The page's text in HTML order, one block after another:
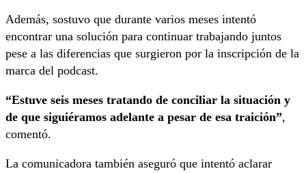
Además, sostuvo que durante varios meses intentó
encontrar una solución para continuar trabajando juntos
pese a las diferencias que surgieron por la inscripción de la
marca del podcast.
“Estuve seis meses tratando de conciliar la situación y
de que siguiéramos adelante a pesar de esa traición”,
comentó.
La comunicadora también aseguró que intentó aclarar